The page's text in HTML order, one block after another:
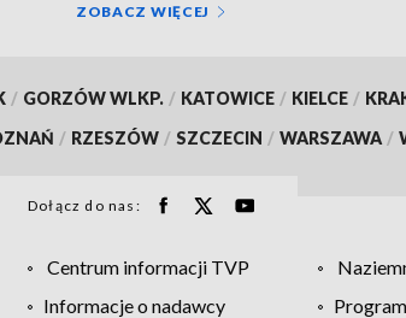
ZOBACZ WIĘCEJ
/ GORZÓW WLKP. / KATOWICE / KIELCE /
/ RZESZÓW / SZCZECIN / WARSZAWA /
Dołącz do nas:
Centrum informacji TVP
Informacje o nadawcy